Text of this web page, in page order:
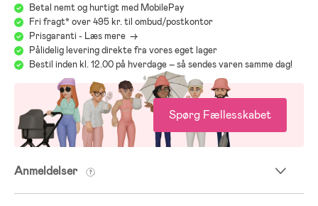
Betal nemt og hurtigt med MobilePay
Fri fragt* over 495 kr. til ombud/postkontor
Prisgaranti - Læs mere ->
Pålidelig levering direkte fra vores eget lager
Bestil inden kl. 12.00 på hverdage – så sendes varen samme dag!
Spørg Fællesskabet
Anmeldelser